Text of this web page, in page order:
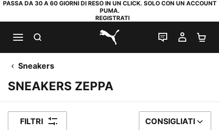
PASSA DA 30 A 60 GIORNI DI RESO IN UN CLICK. SOLO CON UN ACCOUNT
PUMA.
REGISTRATI
PUMA.com
CHAT IL MIO
Sneakers
SNEAKERS ZEPPA
FILTRI ORDINA PER
CONSIGLIATI